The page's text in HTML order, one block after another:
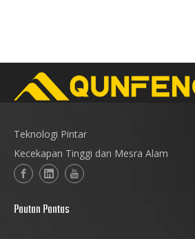
Teknologi Pintar
Kecekapan Tinggi dan Mesra Alam
Pautan Pantas